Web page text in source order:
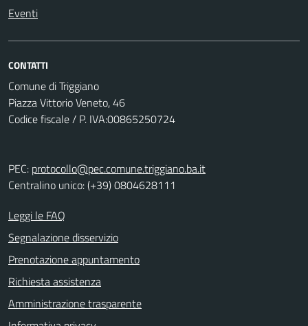
Eventi
CONTATTI
Comune di Triggiano
Piazza Vittorio Veneto, 46
Codice fiscale / P. IVA:00865250724
PEC: protocollo@pec.comune.triggiano.ba.it
Centralino unico: (+39) 0804628111
Leggi le FAQ
Segnalazione disservizio
Prenotazione appuntamento
Richiesta assistenza
Amministrazione trasparente